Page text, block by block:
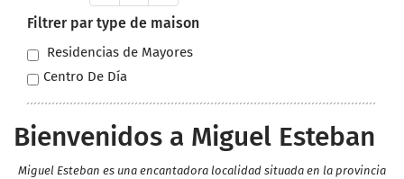
Filtrer par type de maison
Residencias de Mayores
Centro De Día
Bienvenidos a Miguel Esteban
Miguel Esteban es una encantadora localidad situada en la provincia